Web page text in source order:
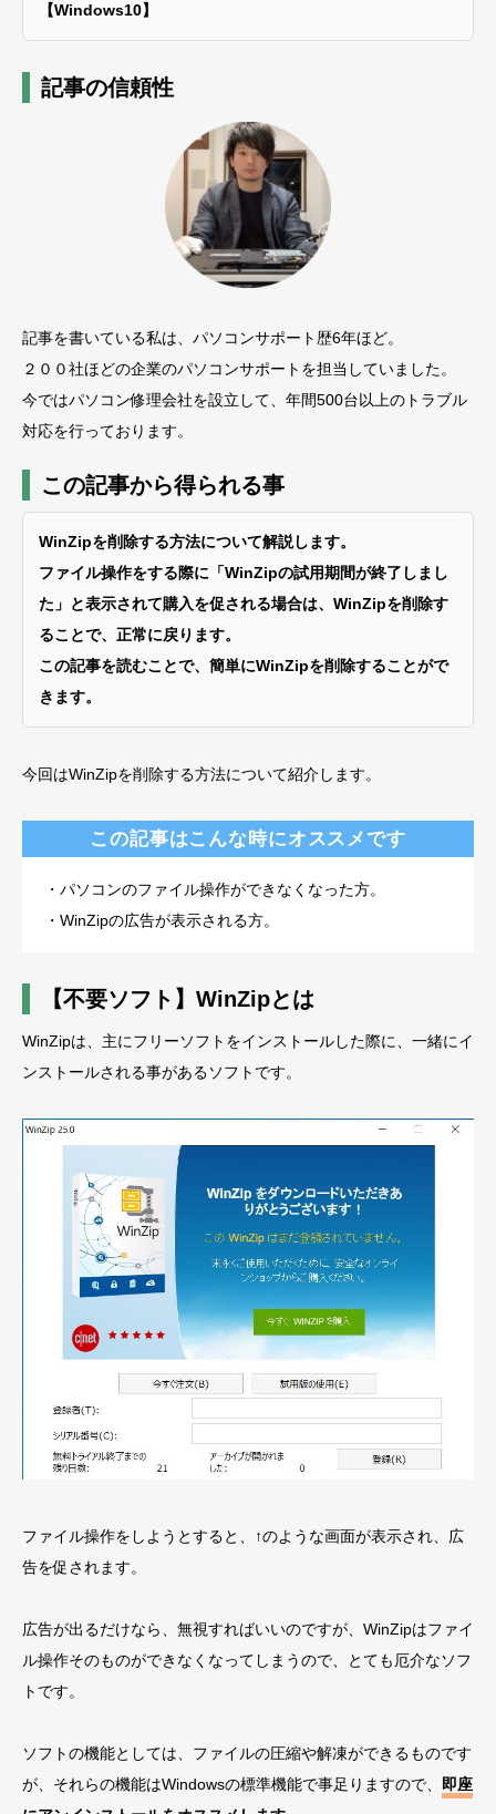
【Windows10】
記事の信頼性
記事を書いている私は、パソコンサポート歴6年ほど。
２００社ほどの企業のパソコンサポートを担当していました。
今ではパソコン修理会社を設立して、年間500台以上のトラブル
対応を行っております。
この記事から得られる事
WinZipを削除する方法について解説します。
ファイル操作をする際に「WinZipの試用期間が終了しまし
た」と表示されて購入を促される場合は、WinZipを削除す
ることで、正常に戻ります。
この記事を読むことで、簡単にWinZipを削除することがで
きます。
今回はWinZipを削除する方法について紹介します。
この記事はこんな時にオススメです
・パソコンのファイル操作ができなくなった方。
・WinZipの広告が表示される方。
【不要ソフト】WinZipとは
WinZipは、主にフリーソフトをインストールした際に、一緒にイ
ンストールされる事があるソフトです。
ファイル操作をしようとすると、↑のような画面が表示され、広
告を促されます。
広告が出るだけなら、無視すればいいのですが、WinZipはファイ
ル操作そのものができなくなってしまうので、とても厄介なソフ
トです。
ソフトの機能としては、ファイルの圧縮や解凍ができるものです
が、それらの機能はWindowsの標準機能で事足りますので、 即座